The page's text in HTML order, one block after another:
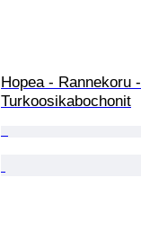
Hopea - Rannekoru -
Turkoosikabochonit